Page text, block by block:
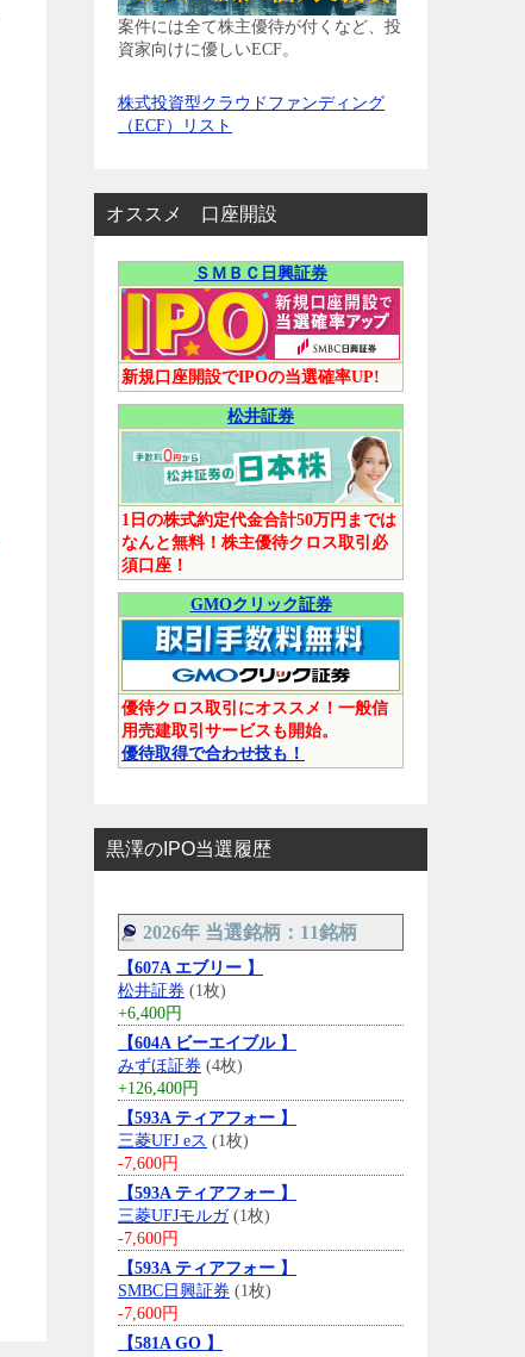
案件には全て株主優待が付くなど、投
資家向けに優しいECF。
株式投資型クラウドファンディング
（ECF）リスト
オススメ 口座開設
ＳＭＢＣ日興証券
新規口座開設でIPOの当選確率UP!
松井証券
1日の株式約定代金合計50万円までは
なんと無料！株主優待クロス取引必
須口座！
GMOクリック証券
優待クロス取引にオススメ！一般信
用売建取引サービスも開始。
優待取得で合わせ技も！
黒澤のIPO当選履歴
2026年 当選銘柄：11銘柄
【607A エブリー 】
松井証券 (1枚)
+6,400円
【604A ビーエイブル 】
みずほ証券 (4枚)
+126,400円
【593A ティアフォー 】
三菱UFJ eス (1枚)
-7,600円
【593A ティアフォー 】
三菱UFJモルガ(1枚)
-7,600円
【593A ティアフォー 】
SMBC日興証券 (1枚)
-7,600円
【581A GO 】